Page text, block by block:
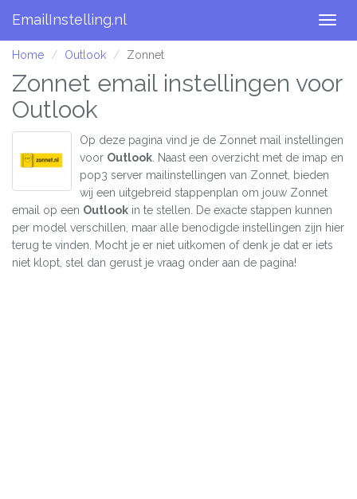
EmailInstelling.nl
Home Outlook Zonnet
Zonnet email instellingen voor
Outlook
Op deze pagina vind je de Zonnet mail instellingen
voor Outlook . Naast een overzicht met de imap en
pop3 server mailinstellingen van Zonnet, bieden
wij een uitgebreid stappenplan om jouw Zonnet
email op een Outlook in te stellen. De exacte stappen kunnen
per model verschillen, maar alle benodigde instellingen zijn hier
terug te vinden. Mocht je er niet uitkomen of denk je dat er iets
niet klopt, stel dan gerust je vraag onder aan de pagina!